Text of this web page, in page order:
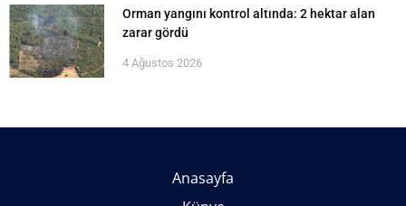
Orman yangını kontrol altında: 2 hektar alan
zarar gördü
4 Ağustos 2026
Anasayfa